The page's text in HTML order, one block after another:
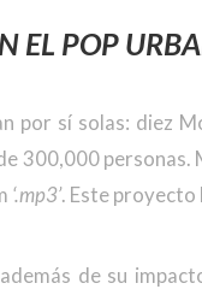
EL POP
por sí solas: diez
300,000
‘.mp3’. Este proyecto
de su